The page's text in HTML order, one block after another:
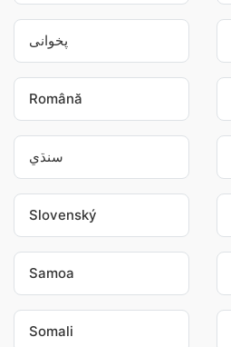
پخوانی
Română
سنڌي
Slovenský
Samoa
Somali